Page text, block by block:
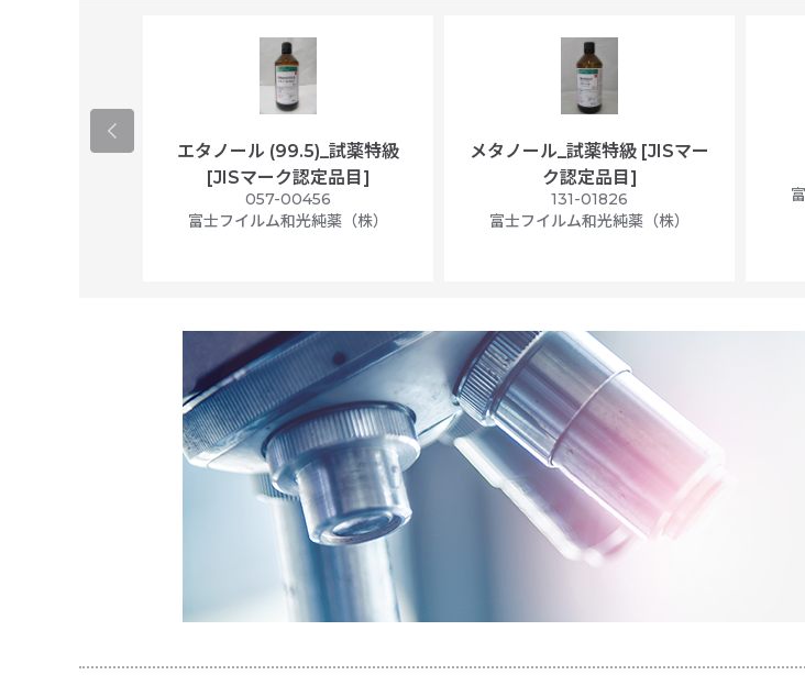
エタノール (99.5)_試薬特級
[JISマーク認定品目]
057-00456
富士フイルム和光純薬（株）
メタノール_試薬特級 [JISマー
ク認定品目]
131-01826
富士フイルム和光純薬（株）